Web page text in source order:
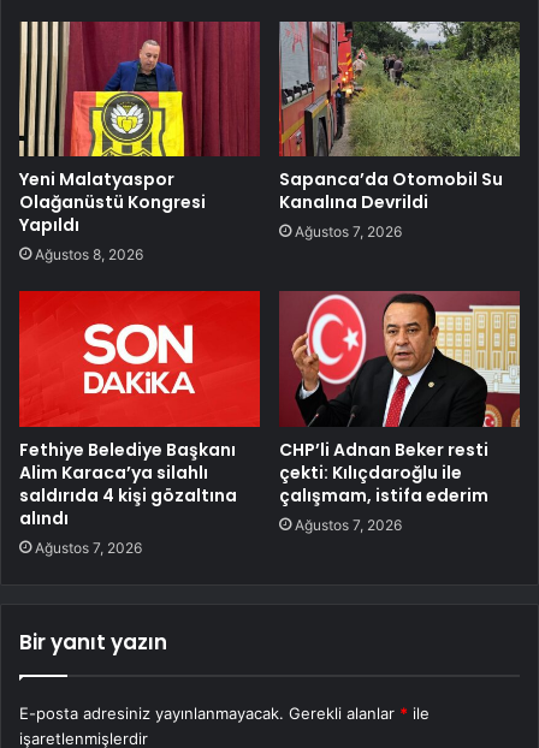
Yeni Malatyaspor
Olağanüstü Kongresi
Yapıldı
Ağustos 8, 2026
Sapanca’da Otomobil Su
Kanalına Devrildi
Ağustos 7, 2026
Fethiye Belediye Başkanı
Alim Karaca’ya silahlı
saldırıda 4 kişi gözaltına
alındı
Ağustos 7, 2026
CHP’li Adnan Beker resti
çekti: Kılıçdaroğlu ile
çalışmam, istifa ederim
Ağustos 7, 2026
Bir yanıt yazın
E-posta adresiniz yayınlanmayacak. Gerekli alanlar * ile
işaretlenmişlerdir